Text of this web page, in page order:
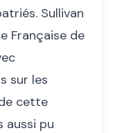
Sullivan
Française de
sur les
cette
aussi pu